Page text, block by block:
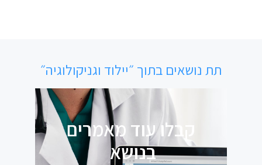
תת נושאים בתוך ״יילוד וגניקולוגיה״
קבלו עוד מאמרים
בנושאפ